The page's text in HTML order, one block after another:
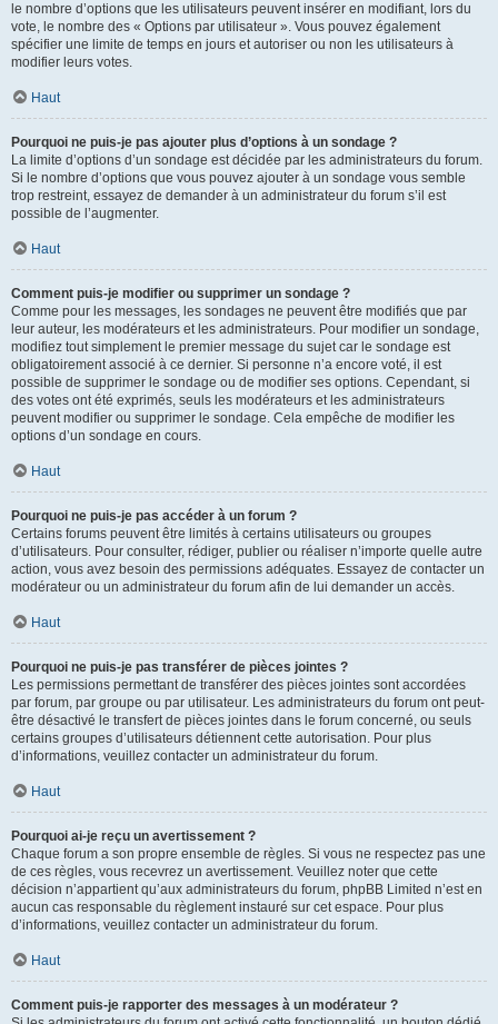
le nombre d’options que les utilisateurs peuvent insérer en modifiant, lors du
vote, le nombre des « Options par utilisateur ». Vous pouvez également
spécifier une limite de temps en jours et autoriser ou non les utilisateurs à
modifier leurs votes.
Haut
Pourquoi ne puis-je pas ajouter plus d’options à un sondage ?
La limite d’options d’un sondage est décidée par les administrateurs du forum.
Si le nombre d’options que vous pouvez ajouter à un sondage vous semble
trop restreint, essayez de demander à un administrateur du forum s’il est
possible de l’augmenter.
Haut
Comment puis-je modifier ou supprimer un sondage ?
Comme pour les messages, les sondages ne peuvent être modifiés que par
leur auteur, les modérateurs et les administrateurs. Pour modifier un sondage,
modifiez tout simplement le premier message du sujet car le sondage est
obligatoirement associé à ce dernier. Si personne n’a encore voté, il est
possible de supprimer le sondage ou de modifier ses options. Cependant, si
des votes ont été exprimés, seuls les modérateurs et les administrateurs
peuvent modifier ou supprimer le sondage. Cela empêche de modifier les
options d’un sondage en cours.
Haut
Pourquoi ne puis-je pas accéder à un forum ?
Certains forums peuvent être limités à certains utilisateurs ou groupes
d’utilisateurs. Pour consulter, rédiger, publier ou réaliser n’importe quelle autre
action, vous avez besoin des permissions adéquates. Essayez de contacter un
modérateur ou un administrateur du forum afin de lui demander un accès.
Haut
Pourquoi ne puis-je pas transférer de pièces jointes ?
Les permissions permettant de transférer des pièces jointes sont accordées
par forum, par groupe ou par utilisateur. Les administrateurs du forum ont peut-
être désactivé le transfert de pièces jointes dans le forum concerné, ou seuls
certains groupes d’utilisateurs détiennent cette autorisation. Pour plus
d’informations, veuillez contacter un administrateur du forum.
Haut
Pourquoi ai-je reçu un avertissement ?
Chaque forum a son propre ensemble de règles. Si vous ne respectez pas une
de ces règles, vous recevrez un avertissement. Veuillez noter que cette
décision n’appartient qu’aux administrateurs du forum, phpBB Limited n’est en
aucun cas responsable du règlement instauré sur cet espace. Pour plus
d’informations, veuillez contacter un administrateur du forum.
Haut
Comment puis-je rapporter des messages à un modérateur ?